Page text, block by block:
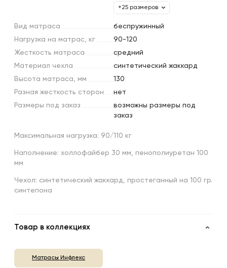
+25 размеров
Вид матраса
беcпружинный
Нагрузка на матрас, кг
90-120
Жесткость матраса
средний
Материал чехла
синтетический жаккард
Высота матраса, мм
130
Разная жесткость сторон
нет
Размеры под заказ
возможны размеры под
заказ
Максимальная нагрузка: 90/110 кг
Наполнение: холлофайбер 30 мм, пенополиуретан 100
мм
Чехол: синтетический жаккард, простеганный на 100 гр.
синтепона
Товар в коллекциях
Матрасы Инфлекс